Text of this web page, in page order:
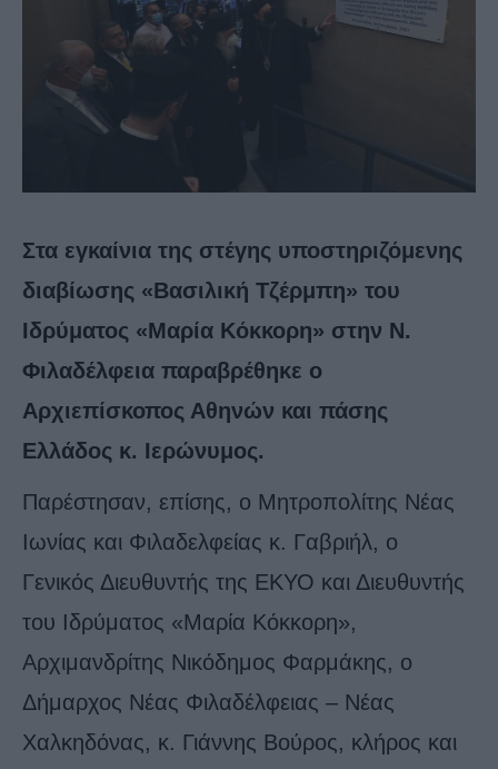
Στα εγκαίνια της στέγης υποστηριζόμενης
διαβίωσης «Βασιλική Τζέρμπη» του
Ιδρύματος «Μαρία Κόκκορη» στην Ν.
Φιλαδέλφεια παραβρέθηκε ο
Αρχιεπίσκοπος Αθηνών και πάσης
Ελλάδος κ. Ιερώνυμος.
Παρέστησαν, επίσης, ο Μητροπολίτης Νέας
Ιωνίας και Φιλαδελφείας κ. Γαβριήλ, ο
Γενικός Διευθυντής της ΕΚΥΟ και Διευθυντής
του Ιδρύματος «Μαρία Κόκκορη»,
Αρχιμανδρίτης Νικόδημος Φαρμάκης, ο
Δήμαρχος Νέας Φιλαδέλφειας – Νέας
Χαλκηδόνας, κ. Γιάννης Βούρος, κλήρος και